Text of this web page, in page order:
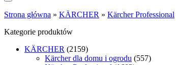
Strona główna » KÄRCHER » Kärcher Professional
Kategorie produktów
KÄRCHER (2159)
Kärcher dla domu i ogrodu (557)